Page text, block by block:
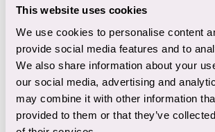
This website uses cookies
We use cookies to personalise content
provide social media features and to
We also share information about your
our social media, advertising and
may combine it with other information
provided to them or that they’ve
Je bent 16 jaar of ouder;
Je bent wilsbekwaam op het
zelfbindingsverklaring opstelt.
Wilsbekwaamheid
Bij zelfbinding is wilsbekwaamheid